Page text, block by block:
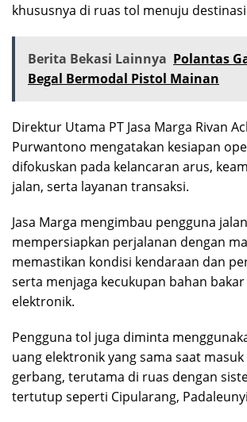
khususnya di ruas tol menuju
Berita Bekasi Lainnya Polantas
Begal Bermodal Pistol Mainan
Direktur Utama PT Jasa Marga Rivan
Purwantono mengatakan kesiapan
difokuskan pada kelancaran arus,
jalan, serta layanan transaksi.
Jasa Marga mengimbau pengguna
mempersiapkan perjalanan dengan
memastikan kondisi kendaraan dan
serta menjaga kecukupan bahan
elektronik.
Pengguna tol juga diminta
uang elektronik yang sama saat
gerbang, terutama di ruas dengan
tertutup seperti Cipularang, Padaleunyi,